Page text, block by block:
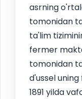
asrning
tomonidan
ta'lim
fermer
tomonidan
d'ussel uning
1891 yilda